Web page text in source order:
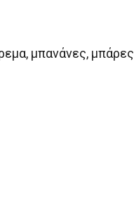
μπανάνες, μπάρες